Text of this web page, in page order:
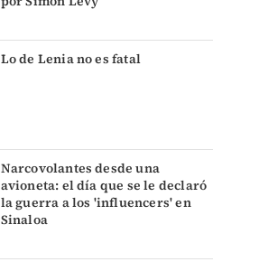
Lo de Lenia no es fatal
Narcovolantes desde una
avioneta: el día que se le declaró
la guerra a los 'influencers' en
Sinaloa